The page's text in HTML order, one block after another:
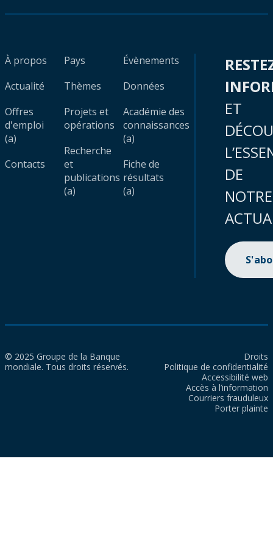
À propos
Actualité
Offres
d'emploi
(a)
Contacts
Pays
Thèmes
Projets et
opérations
Recherche
et
publications
(a)
Évènements
Données
Académie des
connaissances
(a)
Fiche de
résultats
(a)
ET
DE
NOTRE
© 2025 Groupe de la Banque
mondiale. Tous droits réservés.
Droits
Politique de confidentialité
Accessibilité web
Accès à l’information
Courriers frauduleux
Porter plainte